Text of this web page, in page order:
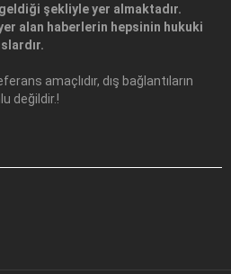
şekliyle yer almaktadır.
alan haberlerin hepsinin hukuki
amaçlıdır, dış bağlantıların
değildir.!